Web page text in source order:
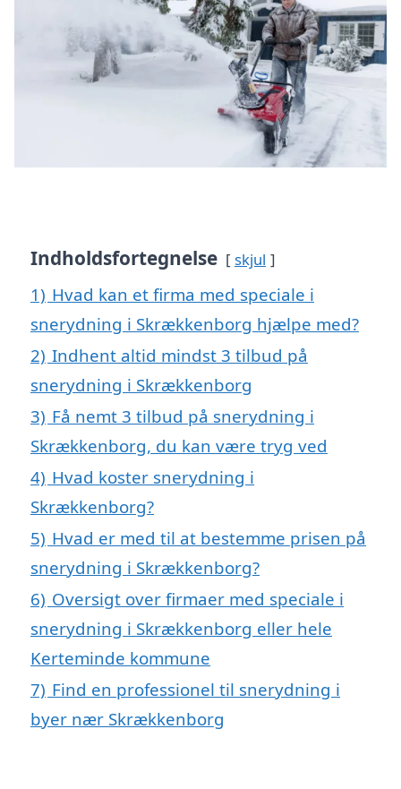
Indholdsfortegnelse skjul
1) Hvad kan et firma med speciale i
snerydning i Skrækkenborg hjælpe med?
2) Indhent altid mindst 3 tilbud på
snerydning i Skrækkenborg
3) Få nemt 3 tilbud på snerydning i
Skrækkenborg, du kan være tryg ved
4) Hvad koster snerydning i
Skrækkenborg?
5) Hvad er med til at bestemme prisen på
snerydning i Skrækkenborg?
6) Oversigt over firmaer med speciale i
snerydning i Skrækkenborg eller hele
Kerteminde kommune
7) Find en professionel til snerydning i
byer nær Skrækkenborg